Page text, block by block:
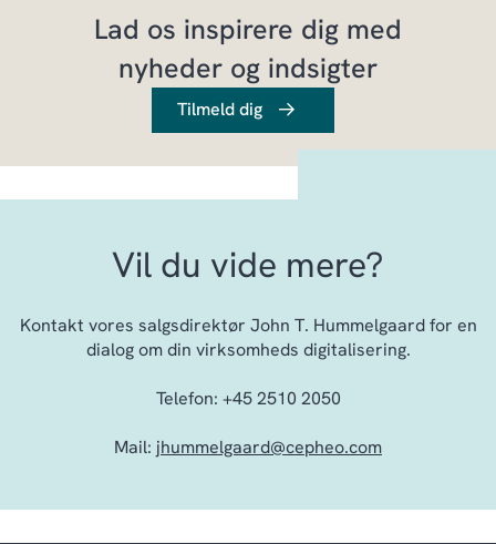
Lad os inspirere dig med
nyheder og indsigter
Tilmeld dig
Vil du vide mere?
Kontakt vores salgsdirektør John T. Hummelgaard for en
dialog om din virksomheds digitalisering.
Telefon: +45 2510 2050
Mail: jhummelgaard@cepheo.com